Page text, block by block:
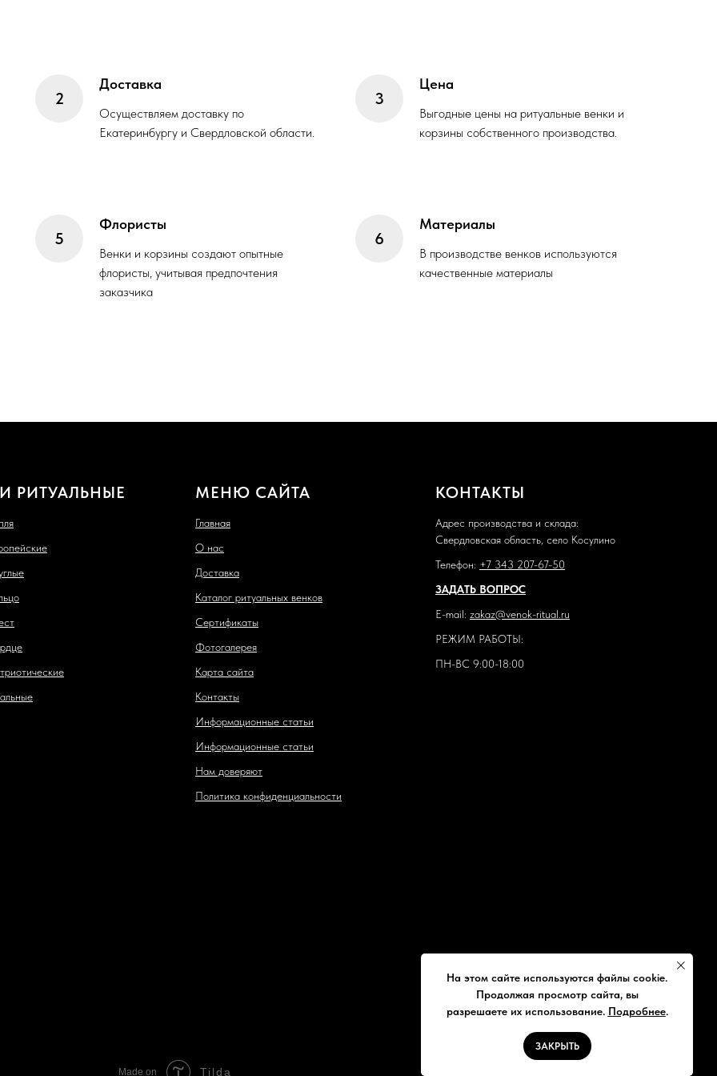
На этом сайте используются файлы cookie.
Продолжая просмотр сайта, вы
разрешаете их использование. Подробнее.
ЗАКРЫТЬ
Доставка
Осуществляем доставку по
Екатеринбургу и Свердловской области.
Цена
Выгодные цены на ритуальные венки и
корзины собственного производства.
Флористы
Венки и корзины создают опытные
флористы, учитывая предпочтения
заказчика
Материалы
В производстве венков используются
качественные материалы
РИТУАЛЬНЫЕ МЕНЮ САЙТА
Главная
О нас
Доставка
Каталог ритуальных венков
Сертификаты
Фотогалерея
Карта сайта
Контакты
Информационные статьи
Информационные статьи
Нам доверяют
Политика конфиденциальности
КОНТАКТЫ
Адрес производства и склада:
Свердловская область, село Косулино
Телефон: +7 343 207-67-50
ЗАДАТЬ ВОПРОС
E-mail: zakaz@venok-ritual.ru
РЕЖИМ РАБОТЫ:
ПН-ВС 9:00-18:00
Made on Tilda